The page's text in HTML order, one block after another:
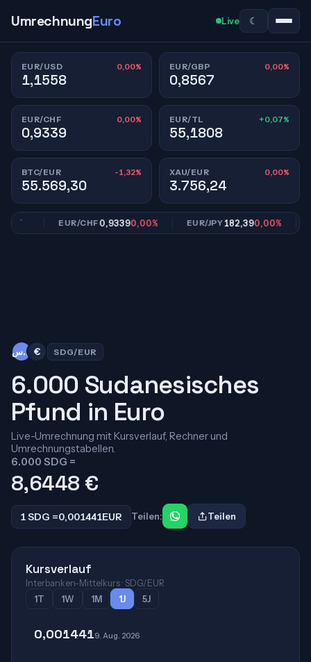
UmrechnungEuro Live ☾
EUR/USD 0,00%
1,1558
EUR/GBP 0,00%
0,8567
EUR/CHF 0,00%
0,9339
EUR/TL +0,07%
55,1808
BTC/EUR -1,32%
55.569,30
XAU/EUR 0,00%
3.756,24
EUR/CHF0,93390,00% EUR/JPY182,390,00%
ج.س € SDG/EUR
6.000 Sudanesisches
Pfund in Euro
Live-Umrechnung mit Kursverlauf, Rechner und
Umrechnungstabellen.
6.000 SDG =
8,6448 €
1 SDG =0,001441EUR Teilen: Teilen
Kursverlauf
Interbanken-Mittelkurs · SDG/EUR
1T
1W 1M 1J 5J
0,0014419. Aug. 2026